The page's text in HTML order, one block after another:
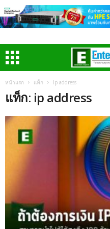
หน้าแรก แท็ก Ip address
แท็ก: ip address